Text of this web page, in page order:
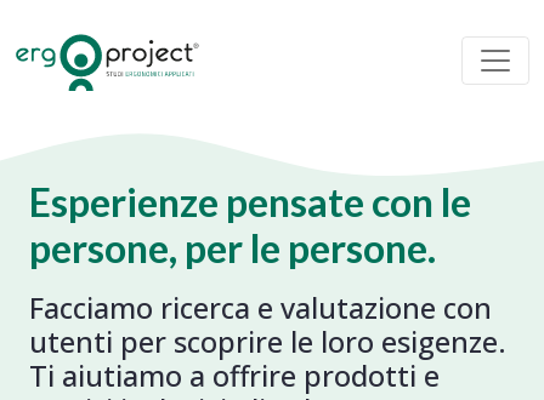
Esperienze pensate con le
persone, per le persone.
Facciamo ricerca e valutazione con
utenti per scoprire le loro esigenze.
Ti aiutiamo a offrire prodotti e